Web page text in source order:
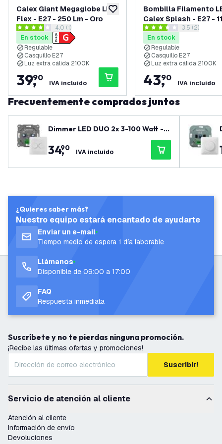
añadir a lista de deseos
Calex Giant Megaglobe LED
Flex - E27 - 250 Lm - Oro
abrir el panel de reseñas
4 estrellas de puntuación
4.0 (1)
En stock
Regulable
Casquillo E27
Luz extra cálida 2100K
39,
90
IVA incluido
Bombilla Filamento
Calex Splash - E27 -
- Oro
abrir el
3.5 estrellas de puntuación
3.5 (2)
En stock
Regulable
Casquillo E27
Luz extra cálida 2100K
43,
90
IVA incluido
Frecuentemente comprados juntos
Dimmer LED DUO 2x 3-100 Watt - 2
20-240V - Corte de fase - Univers
al - Completo
34,
90 IVA incluido
¿Quieres saber más?
Nuestro equipo estará encantado de ayudarte
Enviar un e-mail
Tiempo medio de espera 1 día laborable
Llámanos
Disponible de 09:00 a 17:00
FAQ
Respuesta inmediata
Suscríbete y no te pierdas ninguna promoción.
¡Recibe las últimas ofertas y promociones!
Suscribir!
Servicio de atención al cliente
Atención al cliente
Información de envío
Devoluciones